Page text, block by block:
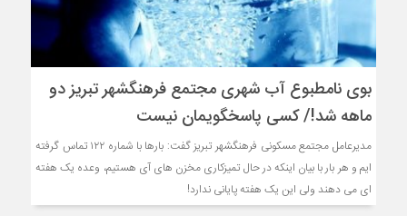
بوی نامطبوع آب شهری مجتمع فرهنگشهر تبریز دو
ماهه شد!/ کسی پاسخگویمان نیست
مدیرعامل مجتمع مسکونی فرهنگشهر تبریز گفت: بارها با شماره ۱۲۲ تماس گرفته
ایم و هر بار با بیان اینکه در حال تمیزکاری مخزن های آی هستیم، وعده یک هفته
ای می دهند ولی این یک هفته پایانی ندارد!